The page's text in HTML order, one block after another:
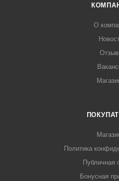
О
Политика
Публичная
Бонусная